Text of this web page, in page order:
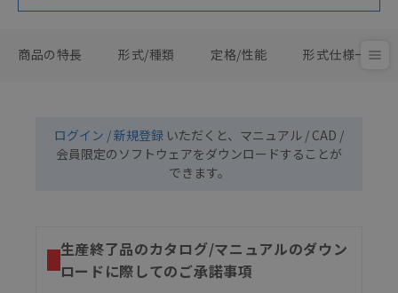
商品の特長 形式/種類 定格/性能 形式仕様一覧
ログイン / 新規登録 いただくと、マニュアル / CAD /
会員限定のソフトウェアをダウンロードすることが
できます。
生産終了品のカタログ/マニュアルのダウン
ロードに際してのご承諾事項